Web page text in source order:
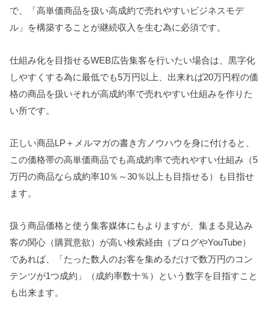
で、「高単価商品を扱い高成約で売れやすいビジネスモデ
ル」を構築することが継続収入を生む為に必須です。
仕組み化を目指せるWEB広告集客を行いたい場合は、黒字化
しやすくする為に最低でも5万円以上、出来れば20万円程の価
格の商品を扱いそれが高成約率で売れやすい仕組みを作りた
い所です。
正しい商品LP＋メルマガの書き方ノウハウを身に付けると、
この価格帯の高単価商品でも高成約率で売れやすい仕組み（5
万円の商品なら成約率10％～30％以上も目指せる）も目指せ
ます。
扱う商品価格と使う集客媒体にもよりますが、集まる見込み
客の関心（購買意欲）が高い検索経由（ブログやYouTube）
であれば、「たった数人のお客を集めるだけで数万円のコン
テンツが1つ成約」（成約率数十％）という数字を目指すこと
も出来ます。